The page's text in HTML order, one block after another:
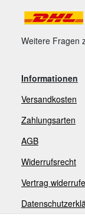
Weitere Fragen
Informationen
Versandkosten
Zahlungsarten
AGB
Widerrufsrecht
Vertrag